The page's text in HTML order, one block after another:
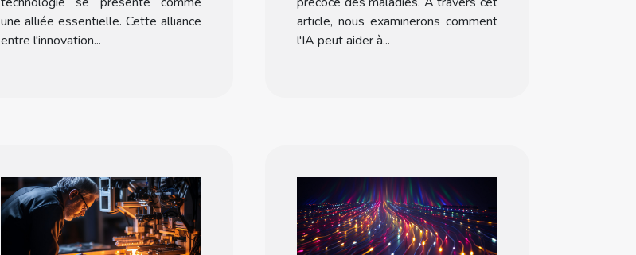
une alliée essentielle. Cette alliance
entre l'innovation...
article, nous examinerons comment
l'IA peut aider à...